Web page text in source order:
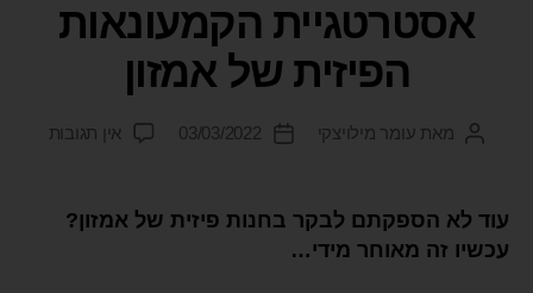
אסטרטגיית הקמעונאות
הפיזית של אמזון
מאת עומר מילויצקי 03/03/2022 אין תגובות
עוד לא הספקתם לבקר בחנות פיזית של אמזון?
עכשיו זה מאוחר מידי…